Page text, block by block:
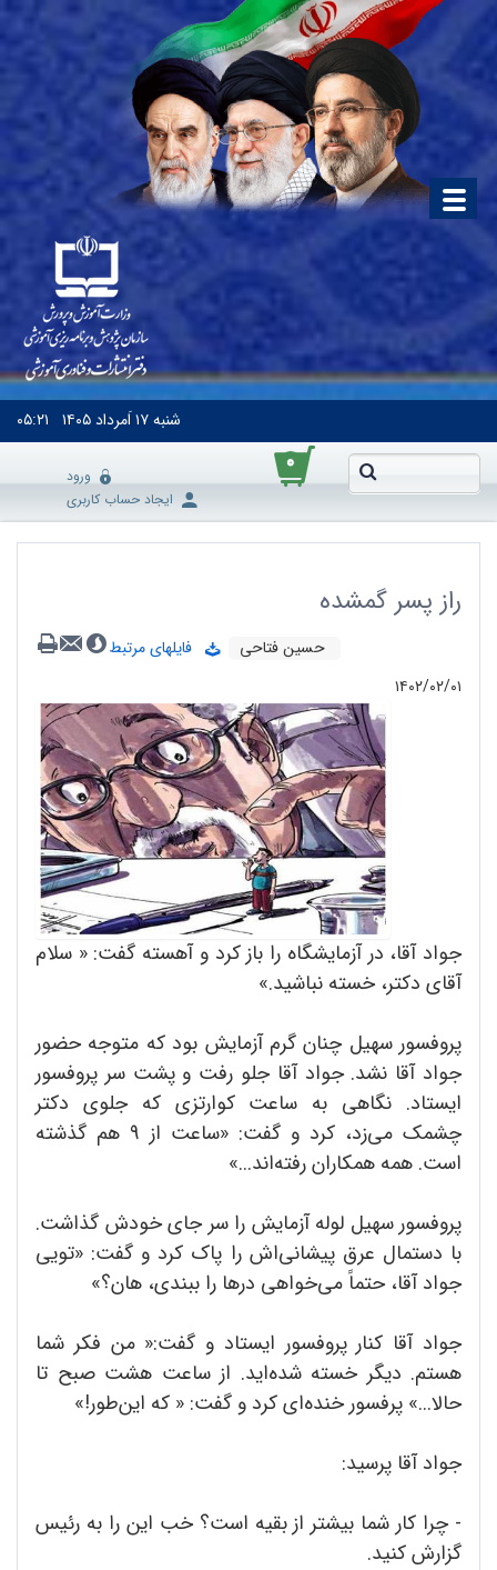
شنبه۱۷ اَمرداد ۱۴۰۵ ۰۵:۲۱
۰
ورود
ایجاد حساب کاربری
راز پسر گمشده
حسین فتاحی
فایلهای مرتبط
۱۴۰۲/۰۲/۰۱
جواد آقا، در آزمایشگاه را باز کرد و آهسته گفت: « سلام
آقای دکتر، خسته نباشید.»
پروفسور سهیل چنان گرم آزمایش بود که متوجه حضور
جواد آقا نشد. جواد آقا جلو رفت و پشت سر پروفسور
ایستاد. نگاهی به ساعت کوارتزی که جلوی دکتر
چشمک می‌زد، کرد و گفت: «ساعت از 9 هم گذشته
است. همه همکاران رفته‌اند...»
پروفسور سهیل لوله آزمایش را سر جای خودش گذاشت.
با دستمال عرق پیشانی‌اش را پاک کرد و گفت: «تویی
جواد آقا، حتماً می‌خواهی درها را ببندی، هان؟»
جواد آقا کنار پروفسور ایستاد و گفت:« من فکر شما
هستم. دیگر خسته شده‌اید. از ساعت هشت صبح تا
حالا...» پرفسور خنده‌ای کرد و گفت: « که این‌طور!»
جواد آقا پرسید:
- چرا کار شما بیشتر از بقیه است؟ خب این را به رئیس
گزارش کنید.